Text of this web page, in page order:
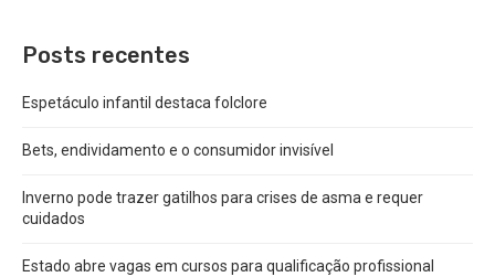
Posts recentes
Espetáculo infantil destaca folclore
Bets, endividamento e o consumidor invisível
Inverno pode trazer gatilhos para crises de asma e requer
cuidados
Estado abre vagas em cursos para qualificação profissional